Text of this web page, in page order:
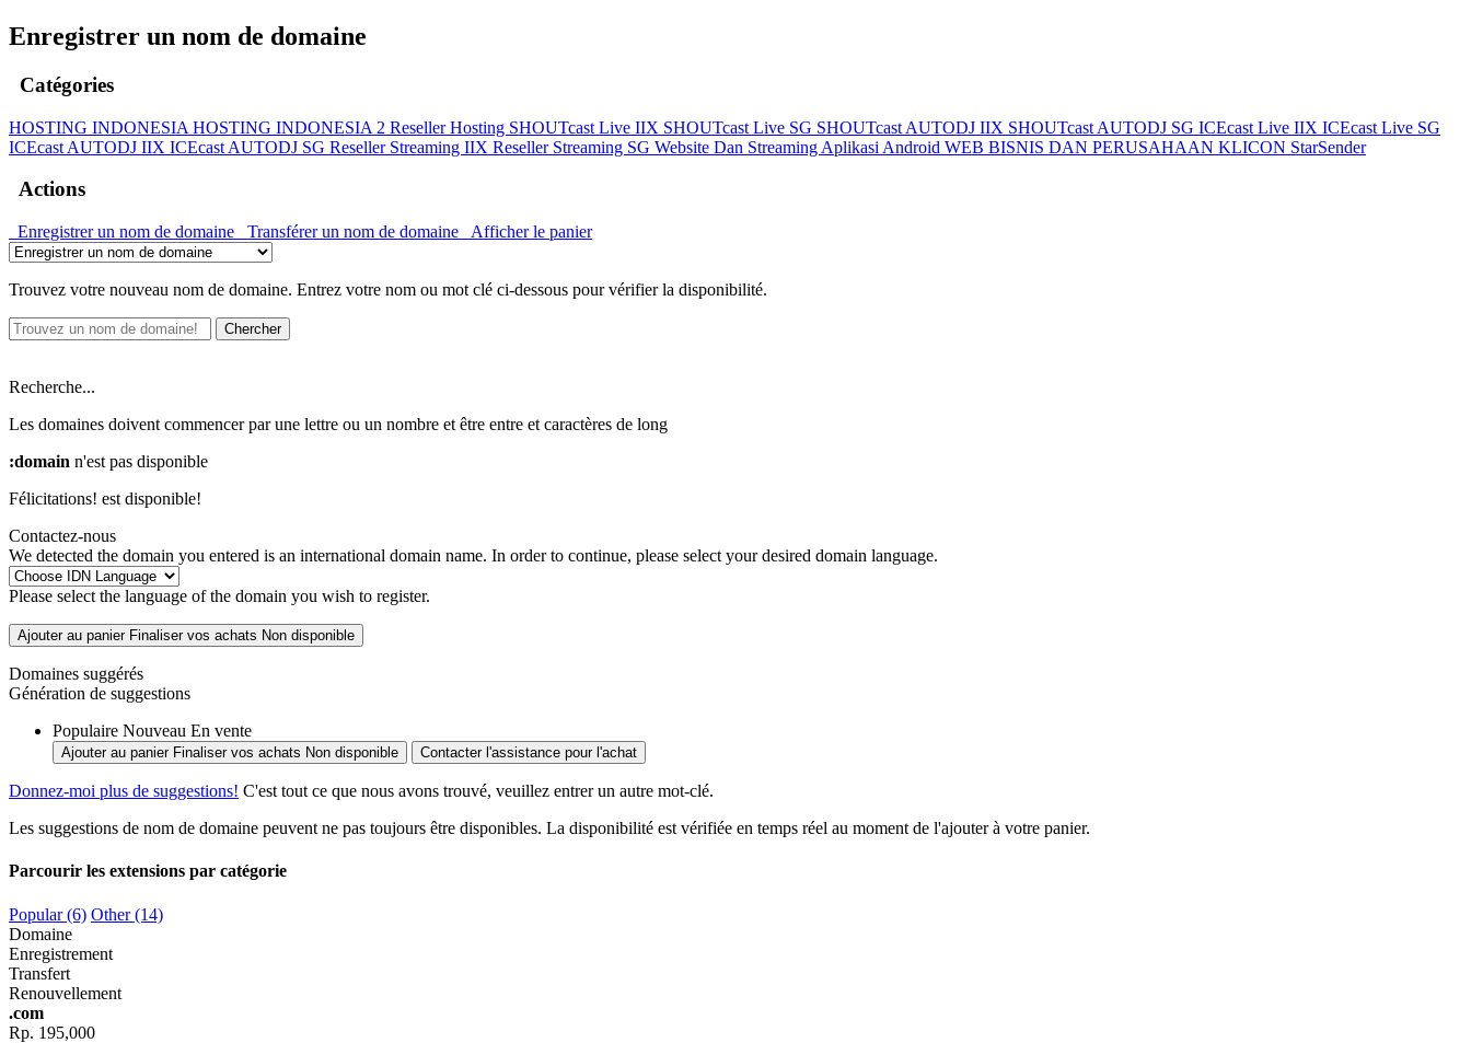
Enregistrer un nom de domaine
Catégories
HOSTING INDONESIA HOSTING INDONESIA 2 Reseller Hosting SHOUTcast Live IIX SHOUTcast Live SG SHOUTcast AUTODJ IIX SHOUTcast AUTODJ SG ICEcast Live IIX ICEcast Live SG
ICEcast AUTODJ IIX ICEcast AUTODJ SG Reseller Streaming IIX Reseller Streaming SG Website Dan Streaming Aplikasi Android WEB BISNIS DAN PERUSAHAAN KLICON StarSender
Actions
Enregistrer un nom de domaine Transférer un nom de domaine Afficher le panier
Trouvez votre nouveau nom de domaine. Entrez votre nom ou mot clé ci-dessous pour vérifier la disponibilité.
Chercher
Recherche...
Les domaines doivent commencer par une lettre ou un nombre et être entre et caractères de long
:domain n'est pas disponible
Félicitations! est disponible!
Contactez-nous
We detected the domain you entered is an international domain name. In order to continue, please select your desired domain language.
Please select the language of the domain you wish to register.
Ajouter au panier Finaliser vos achats Non disponible
Domaines suggérés
Génération de suggestions
Populaire Nouveau En vente
Ajouter au panier Finaliser vos achats Non disponible Contacter l'assistance pour l'achat
Donnez-moi plus de suggestions! C'est tout ce que nous avons trouvé, veuillez entrer un autre mot-clé.
Les suggestions de nom de domaine peuvent ne pas toujours être disponibles. La disponibilité est vérifiée en temps réel au moment de l'ajouter à votre panier.
Parcourir les extensions par catégorie
Popular (6) Other (14)
Domaine
Enregistrement
Transfert
Renouvellement
.com
Rp. 195,000